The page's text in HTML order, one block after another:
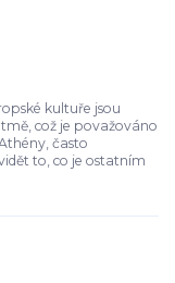
kultuře jsou
což je považováno
často
to, co je ostatním